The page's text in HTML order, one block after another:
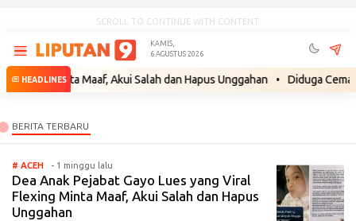
SCROLL TO CONTINUE WITH CONTENT
KAMIS,
6 AGUSTUS 2026
HEADLINES
Minta Maaf, Akui Salah dan Hapus Unggahan • Diduga
# ACEH - 1 minggu lalu
Dea Anak Pejabat Gayo Lues yang Viral
Flexing Minta Maaf, Akui Salah dan Hapus
Unggahan